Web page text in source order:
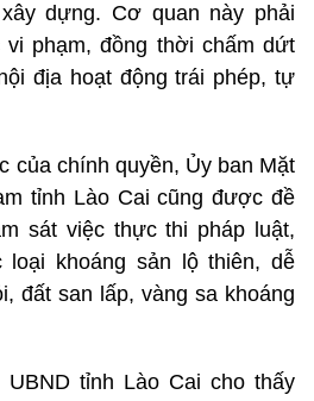
dựng. Cơ quan này phải
phạm, đồng thời chấm dứt
địa hoạt động trái phép, tự
của chính quyền, Ủy ban Mặt
tỉnh Lào Cai cũng được đề
sát việc thực thi pháp luật,
khoáng sản lộ thiên, dễ
đất san lấp, vàng sa khoáng
tỉnh Lào Cai cho thấy